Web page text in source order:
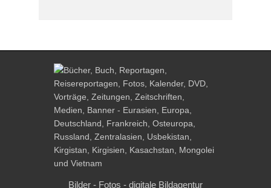
Bilder - Fotos - digitale Bildagentur